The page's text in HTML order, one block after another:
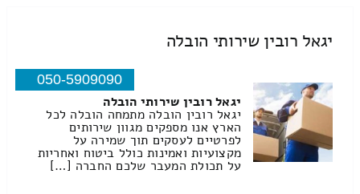
יגאל רובין שירותי הובלה
050-5909090
יגאל רובין שירותי הובלה
יגאל רובין הובלה מתמחה הובלה לכל
הארץ אנו מספקים מגוון שירותים
לפרטיים לעסקים תוך שמירה על
מקצועיות ואמינות כולל ביטוח ואחריות
על תכולת המעבר שלכם החברה […]